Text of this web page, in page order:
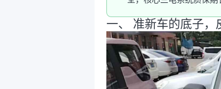
一、 准新车的底子，